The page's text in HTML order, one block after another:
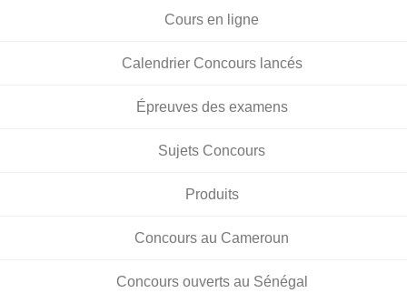
Cours en ligne
Calendrier Concours lancés
Épreuves des examens
Sujets Concours
Produits
Concours au Cameroun
Concours ouverts au Sénégal